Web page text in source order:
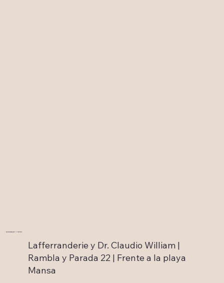
RAMBLA & PARADA 22 · PUNTA DEL ESTE
Lafferranderie y Dr. Claudio William |
Rambla y Parada 22 | Frente a la playa
Mansa